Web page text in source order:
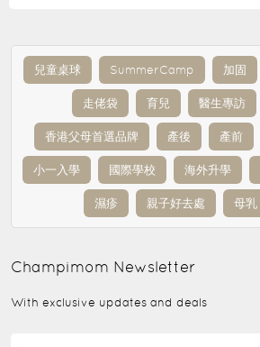
兒童桌球 SummerCamp 加固
走佬袋 育兒 醫生專訪
香港父母首選品牌 產後 產前
小一入學 國際學校 海外升學
濕疹 親子好去處 母乳
Champimom Newsletter
With exclusive updates and deals